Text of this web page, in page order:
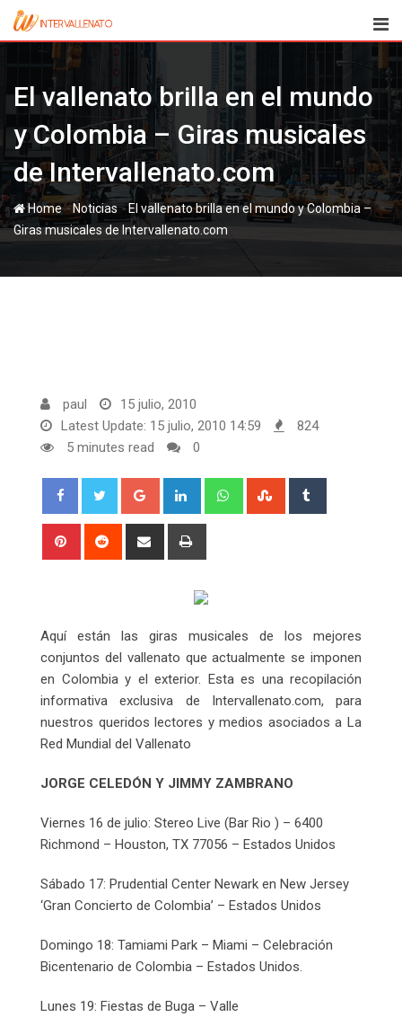
Skip
El vallenato brilla en el mundo
y Colombia – Giras musicales
de Intervallenato.com
Home-Noticias-El vallenato brilla en el mundo y Colombia –
Giras musicales de Intervallenato.com
paul
15 julio, 2010
Latest Update: 15 julio, 2010 14:59
824
5 minutes read
0
Google+ LinkedIn WhatsappStumbleUpon
Pinterest Reddit
Share
Aquí están las giras musicales de los mejores
conjuntos del vallenato que actualmente se imponen
en Colombia y el exterior. Esta es una recopilación
informativa exclusiva de Intervallenato.com, para
nuestros queridos lectores y medios asociados a La
Red Mundial del Vallenato
JORGE CELEDÓN Y JIMMY ZAMBRANO
Viernes 16 de julio: Stereo Live (Bar Rio ) – 6400
Richmond – Houston, TX 77056 – Estados Unidos
Sábado 17: Prudential Center Newark en New Jersey
‘Gran Concierto de Colombia’ – Estados Unidos
Domingo 18: Tamiami Park – Miami – Celebración
Bicentenario de Colombia – Estados Unidos.
Lunes 19: Fiestas de Buga – Valle